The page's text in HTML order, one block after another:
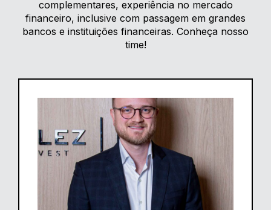
complementares, experiência no mercado
financeiro, inclusive com passagem em grandes
bancos e instituições financeiras. Conheça nosso
time!